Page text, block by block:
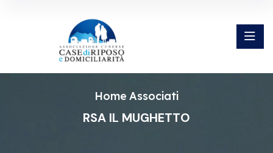
Home Associati
RSA IL MUGHETTO